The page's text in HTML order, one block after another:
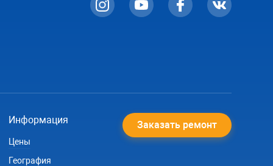
заметно...но его можно вставить
крышку, как всё-таки правильно он
должен сидеть?Заранее спасибо
Информация
Цены
География
Заказать ремонт